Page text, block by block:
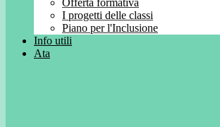
Offerta formativa
I progetti delle classi
Piano per l'Inclusione
Info utili
Ata